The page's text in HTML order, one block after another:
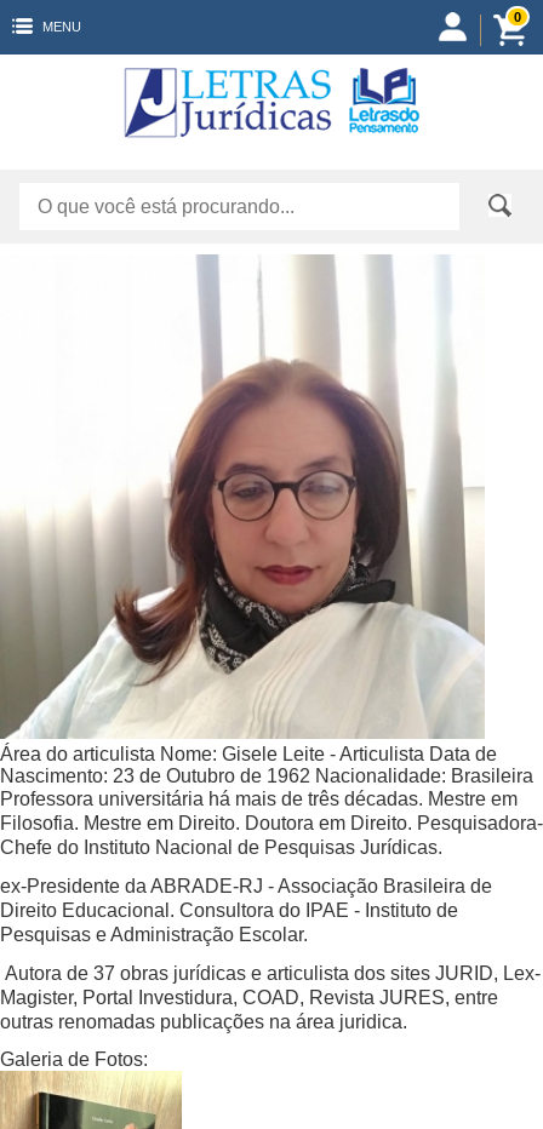
MENU
0
Área do articulista Nome: Gisele Leite - Articulista Data de
Nascimento: 23 de Outubro de 1962 Nacionalidade: Brasileira
Professora universitária há mais de três décadas. Mestre em
Filosofia. Mestre em Direito. Doutora em Direito. Pesquisadora-
Chefe do Instituto Nacional de Pesquisas Jurídicas.
ex-Presidente da ABRADE-RJ - Associação Brasileira de
Direito Educacional. Consultora do IPAE - Instituto de
Pesquisas e Administração Escolar.
Autora de 37 obras jurídicas e articulista dos sites JURID, Lex-
Magister, Portal Investidura, COAD, Revista JURES, entre
outras renomadas publicações na área juridica.
Galeria de Fotos: